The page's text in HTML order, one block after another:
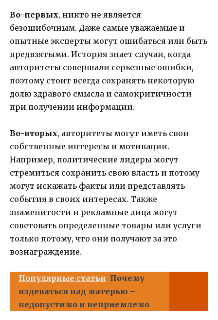
Во-первых, никто не является
безошибочным. Даже самые уважаемые и
опытные эксперты могут ошибаться или быть
предвзятыми. История знает случаи, когда
авторитеты совершали серьезные ошибки,
поэтому стоит всегда сохранять некоторую
долю здравого смысла и самокритичности
при получении информации.
Во-вторых, авторитеты могут иметь свои
собственные интересы и мотивации.
Например, политические лидеры могут
стремиться сохранить свою власть и потому
могут искажать факты или представлять
события в своих интересах. Также
знаменитости и рекламные лица могут
советовать определенные товары или услуги
только потому, что они получают за это
вознаграждение.
Популярные статьи Почему
издеваться над матерью –
недопустимо и неприемлемо